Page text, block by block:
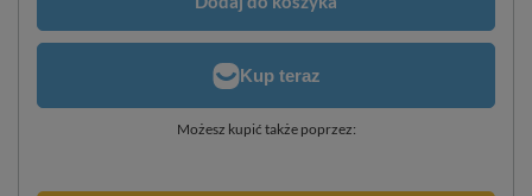
Możesz kupić także poprzez: